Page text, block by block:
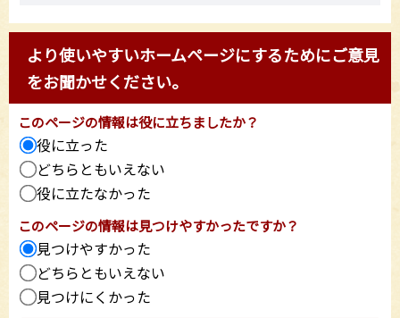
より使いやすいホームページにするためにご意見
をお聞かせください。
このページの情報は役に立ちましたか？
役に立った
どちらともいえない
役に立たなかった
このページの情報は見つけやすかったですか？
見つけやすかった
どちらともいえない
見つけにくかった